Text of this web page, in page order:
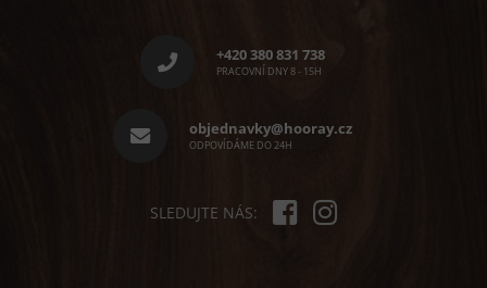
+420 380 831 738
PRACOVNÍ DNY 8 - 15H
objednavky@hooray.cz
ODPOVÍDÁME DO 24H
SLEDUJTE NÁS: